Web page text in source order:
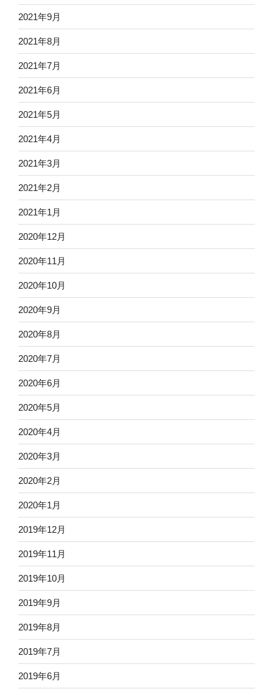
2021年9月
2021年8月
2021年7月
2021年6月
2021年5月
2021年4月
2021年3月
2021年2月
2021年1月
2020年12月
2020年11月
2020年10月
2020年9月
2020年8月
2020年7月
2020年6月
2020年5月
2020年4月
2020年3月
2020年2月
2020年1月
2019年12月
2019年11月
2019年10月
2019年9月
2019年8月
2019年7月
2019年6月